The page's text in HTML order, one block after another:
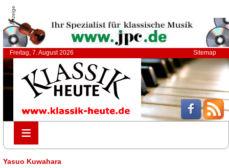
Anzeige
Freitag, 7. August 2026 Sitemap
≡
≡
Yasuo Kuwahara